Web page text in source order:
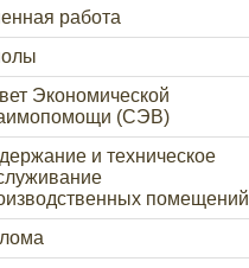
работа
Экономической
(СЭВ)
и техническое
помещений